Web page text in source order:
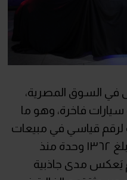
في السوق المصرية،
سيارات فاخرة، وهو ما
لرقم قياسي في مبيعات
السيارات الهاتشباك الفخمة بلغ ١٣٦٢ وحدة منذ
يَعكس مدى جاذبية